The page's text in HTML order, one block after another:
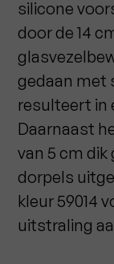
silicone
door de 14
gedaan met
resulteert in
Daarnaast
van 5 cm
dorpels
kleur 59014
uitstraling